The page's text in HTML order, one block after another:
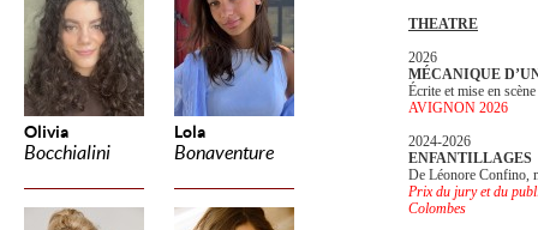
Olivia
Bocchialini
Lola
Bonaventure
THEATRE
2026
MÉCANIQUE
Écrite et mise en
AVIGNON 2026
2024-2026
ENFANTILLAGES
De Léonore Confino,
Prix du jury et du
Colombes